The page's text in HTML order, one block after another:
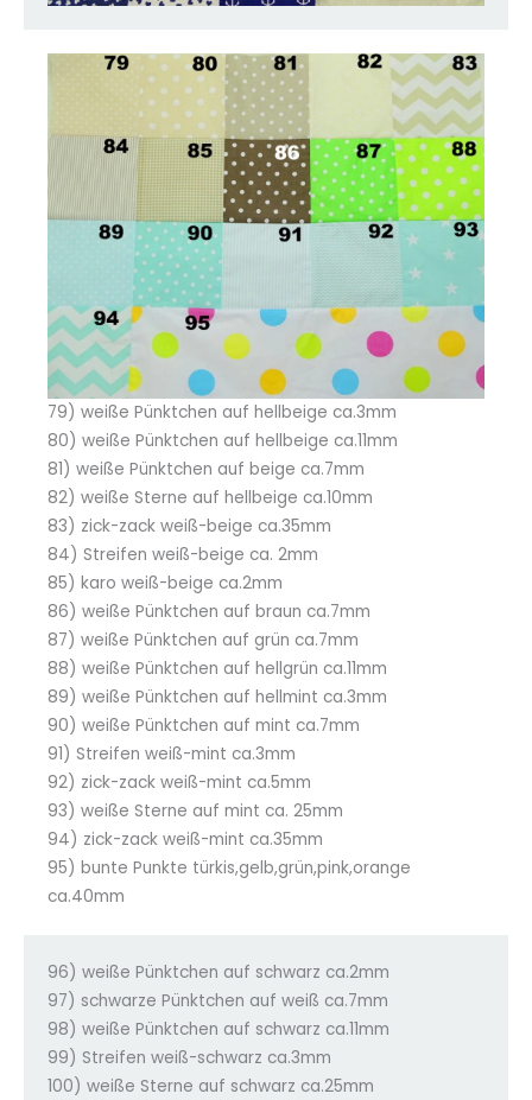
79) weiße Pünktchen auf hellbeige ca.3mm
80) weiße Pünktchen auf hellbeige ca.11mm
81) weiße Pünktchen auf beige ca.7mm
82) weiße Sterne auf hellbeige ca.10mm
83) zick-zack weiß-beige ca.35mm
84) Streifen weiß-beige ca. 2mm
85) karo weiß-beige ca.2mm
86) weiße Pünktchen auf braun ca.7mm
87) weiße Pünktchen auf grün ca.7mm
88) weiße Pünktchen auf hellgrün ca.11mm
89) weiße Pünktchen auf hellmint ca.3mm
90) weiße Pünktchen auf mint ca.7mm
91) Streifen weiß-mint ca.3mm
92) zick-zack weiß-mint ca.5mm
93) weiße Sterne auf mint ca. 25mm
94) zick-zack weiß-mint ca.35mm
95) bunte Punkte türkis,gelb,grün,pink,orange
ca.40mm
96) weiße Pünktchen auf schwarz ca.2mm
97) schwarze Pünktchen auf weiß ca.7mm
98) weiße Pünktchen auf schwarz ca.11mm
99) Streifen weiß-schwarz ca.3mm
100) weiße Sterne auf schwarz ca.25mm